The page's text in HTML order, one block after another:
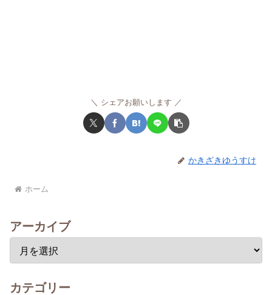
シェアお願いします
かきざきゆうすけ
ホーム
アーカイブ
カテゴリー